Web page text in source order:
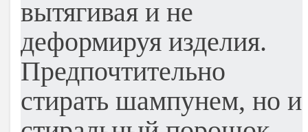
вытягивая и не
деформируя изделия.
Предпочтительно
стирать шампунем, но и